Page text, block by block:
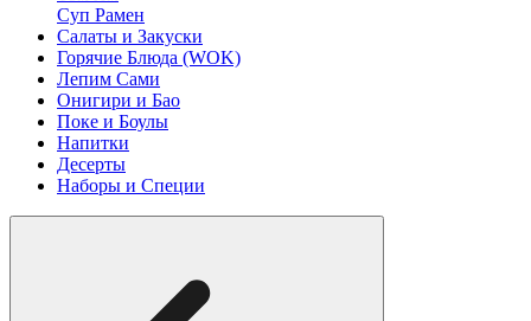
Суп Рамен
Салаты и Закуски
Горячие Блюда (WOK)
Лепим Сами
Онигири и Бао
Поке и Боулы
Напитки
Десерты
Наборы и Специи